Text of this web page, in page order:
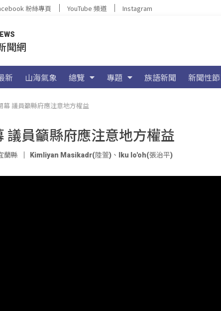
粉絲專頁 YouTube 頻道 Instagram
聞網
新 山海氣象 總覽 專題 族語新聞 新聞性
幕 議員籲縣府應注意地方權益
議員籲縣府應注意地方權益
蘭縣 Kimliyan Masikadr(陸萱) 、 Iku lo'oh(張治平)